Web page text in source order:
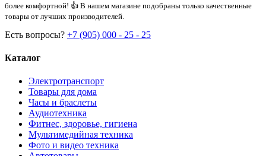
более комфортной! 👍 В нашем магазине подобраны только качественные
товары от лучших производителей.
Есть вопросы? +7 (905) 000 - 25 - 25
Каталог
Электротранспорт
Товары для дома
Часы и браслеты
Аудиотехника
Фитнес, здоровье, гигиена
Мультимедийная техника
Фото и видео техника